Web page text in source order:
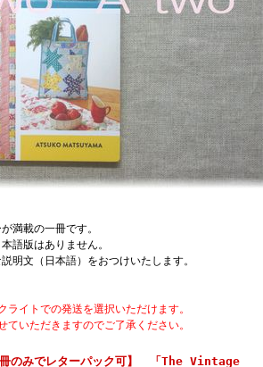
満載の一冊です。
語版はありません。
明文（日本語）をおつけいたします。
イトでの発送を選択いただけます。
いただきますのでご了承ください。
冊のみでレターパック可】 「The Vintage